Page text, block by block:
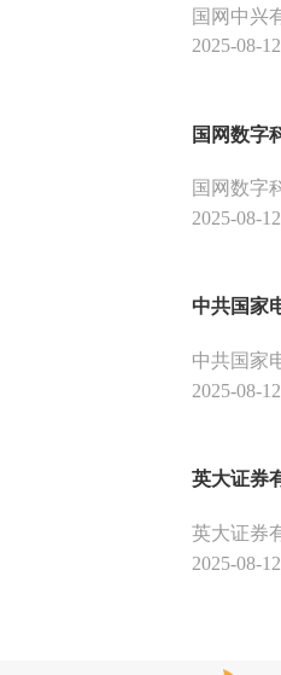
2025-08-12
2025-08-12
2025-08-12
2025-08-12